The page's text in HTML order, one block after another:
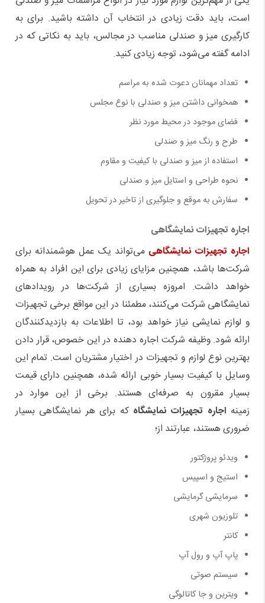
است، باید دقت زیادی در انتخاب آن داشته باشید. برای به
کارگیری میز و صندلی مناسب در مجالس، باید به نکاتی که در
ادامه گفته میشود، توجه زیادی کنید.
تعداد مهمانان دعوت شده به مراسم
همخوانی داشتن میز و صندلی با نوع مجلس
فضای موجود در محیط مورد نظر
طرح و رنگ میز و صندلی
استفاده از میز و صندلی با کیفیت و مقاوم
نحوه طراحی و استایل میز و صندلی
سفارش به موقع و جلوگیری از تاخیر در تحویل
اجاره تجهیزات نمایشگاهی
اجاره تجهیزات نمایشگاهی میتواند یک عمل هوشمندانه برای
شرکتها باشد، همچنین مزایای زیادی برای این افراد به همراه
خواهد داشت. امروزه بسیاری از شرکتها در رویدادهای
نمایشگاهی شرکت میکنند، مطمئنا در این مواقع برخی تجهیزات
و لوازم نمایشی نیاز خواهد بود، تا اطلاعات به بازدیدکنندگان
ارائه شود. وظیفه شرکت اجاره دهنده در این خصوص، قرار دادن
بهترین نوع لوازم و تجهیزات در اختیار مشتریان است. تمام این
وسایل با کیفیت بسیار خوبی ارائه شده، همچنین دارای قیمت
بسیار مقرون به صرفهای هستند. برخی از این موارد در
زمینه اجاره تجهیزات نمایشگاه که برای هر نمایشگاهی بسیار
ضروری هستند، عبارتند از؛
ویدئو پروژکتور
استیج و اسپیس
سرمایشی گرمایشی
تلوزیون شهری
کانتر
پاپ آپ و رول آپ
سیستم صوتی
ویترین و جا کاتالوگی